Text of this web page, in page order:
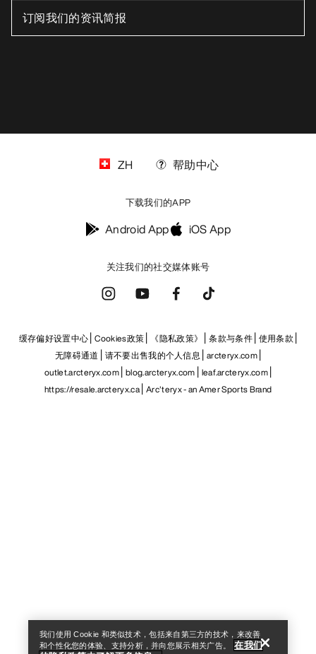
关注我们的社交媒体账号
ZH 帮助中心
下载我们的APP
Android App iOS App
缓存偏好设置中心 Cookies政策 《隐私政策》 条款与条件 使用条款
无障碍通道
请不要出售我的个人信息 arcteryx.com
outlet.arcteryx.com blog.arcteryx.com leaf.arcteryx.com
https://resale.arcteryx.ca Arc'teryx - an Amer Sports Brand
我们使用 Cookie 和类似技术，包括来自第三方的技术，来改善
和个性化您的体验、支持分析，并向您展示相关广告。
在我们